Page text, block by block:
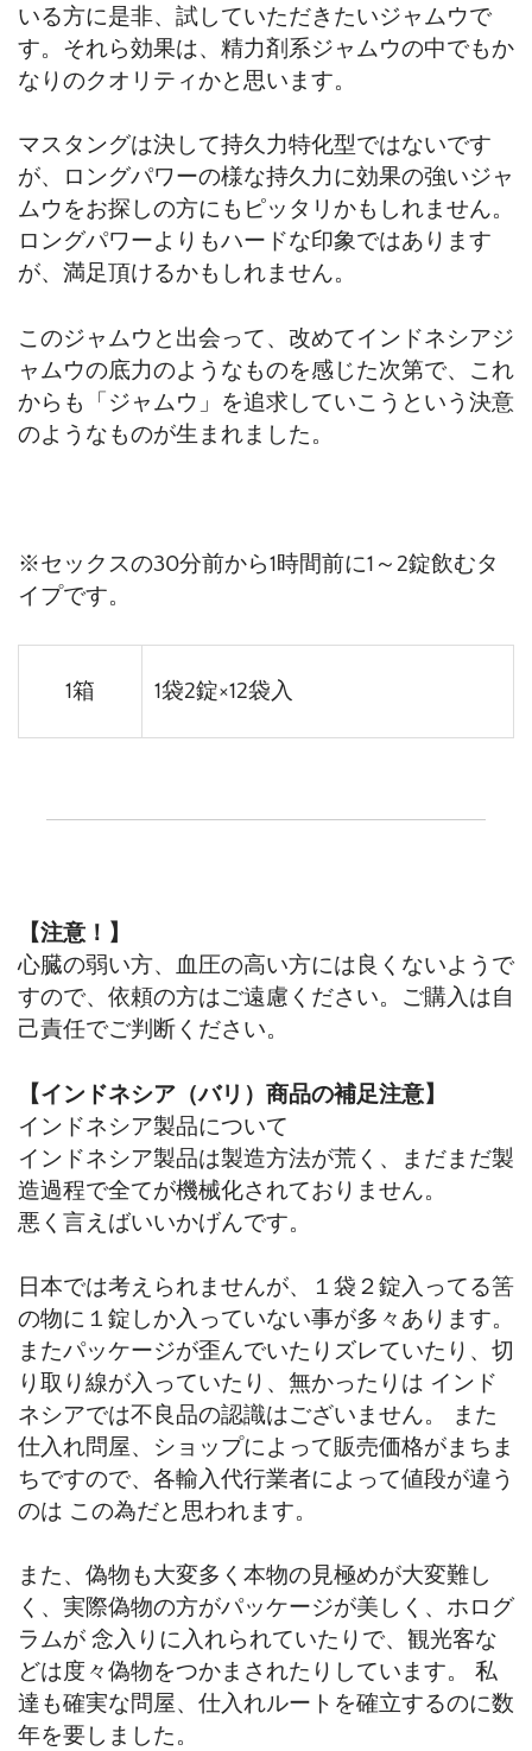
いる方に是非、試していただきたいジャムウで
す。それら効果は、精力剤系ジャムウの中でもか
なりのクオリティかと思います。
マスタングは決して持久力特化型ではないです
が、ロングパワーの様な持久力に効果の強いジャ
ムウをお探しの方にもピッタリかもしれません。
ロングパワーよりもハードな印象ではあります
が、満足頂けるかもしれません。
このジャムウと出会って、改めてインドネシアジ
ャムウの底力のようなものを感じた次第で、これ
からも「ジャムウ」を追求していこうという決意
のようなものが生まれました。
※セックスの30分前から1時間前に1～2錠飲むタ
イプです。
1箱 1袋2錠×12袋入
【注意！】
心臓の弱い方、血圧の高い方には良くないようで
すので、依頼の方はご遠慮ください。ご購入は自
己責任でご判断ください。
【インドネシア（バリ）商品の補足注意】
インドネシア製品について
インドネシア製品は製造方法が荒く、まだまだ製
造過程で全てが機械化されておりません。
悪く言えばいいかげんです。
日本では考えられませんが、１袋２錠入ってる筈
の物に１錠しか入っていない事が多々あります。
またパッケージが歪んでいたりズレていたり、切
り取り線が入っていたり、無かったりは インド
ネシアでは不良品の認識はございません。 また
仕入れ問屋、ショップによって販売価格がまちま
ちですので、各輸入代行業者によって値段が違う
のは この為だと思われます。
また、偽物も大変多く本物の見極めが大変難し
く、実際偽物の方がパッケージが美しく、ホログ
ラムが 念入りに入れられていたりで、観光客な
どは度々偽物をつかまされたりしています。 私
達も確実な問屋、仕入れルートを確立するのに数
年を要しました。